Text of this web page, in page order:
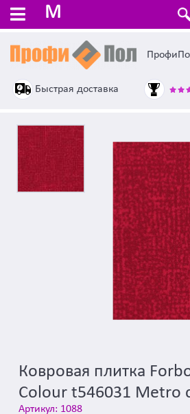
M
Быстрая доставка
Ковровая плитка
Colour t546031 Metro
Артикул: 1088